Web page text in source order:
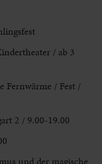
/ ab 3
Fernwärme / Fest /
2 / 9.00-19.00